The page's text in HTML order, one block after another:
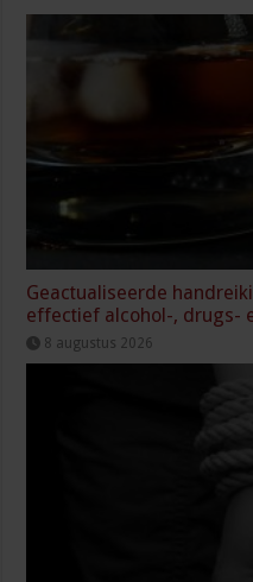
Geactualiseerde
effectief alcohol-, drugs-
8 augustus 2026